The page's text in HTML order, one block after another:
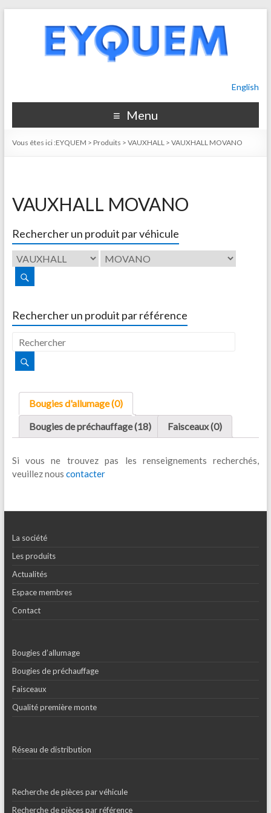
English
Menu
Vous êtes ici :EYQUEM > Produits > VAUXHALL> VAUXHALL MOVANO
VAUXHALL MOVANO
Rechercher un produit par véhicule
Rechercher un produit par référence
Bougies d'allumage (0)
Bougies de préchauffage (18)
Faisceaux (0)
Si vous ne trouvez pas les renseignements recherchés,
veuillez nous contacter
La société
Les produits
Actualités
Espace membres
Contact
Bougies d’allumage
Bougies de préchauffage
Faisceaux
Qualité première monte
Réseau de distribution
Recherche de pièces par véhicule
Recherche de pièces par référence